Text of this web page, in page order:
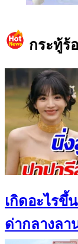
กระทู้ร้
เกิดอะไรขึ้
ด่ากลางลา